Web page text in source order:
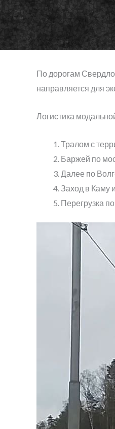
По дорогам
направляется для
Логистика
Тралом с
Баржей по
Далее по
Заход в Каму
Перегрузка